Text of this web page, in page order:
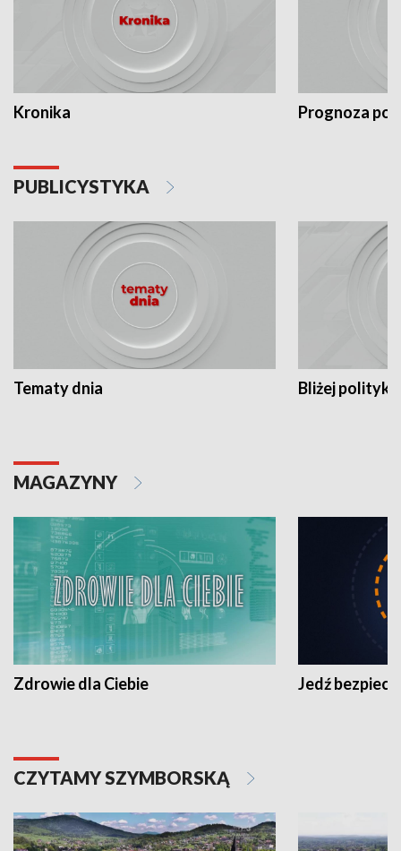
Kronika Prognoza
PUBLICYSTYKA
Tematy dnia Bliżej polityki
MAGAZYNY
Zdrowie dla Ciebie Jedź
CZYTAMY SZYMBORSKĄ